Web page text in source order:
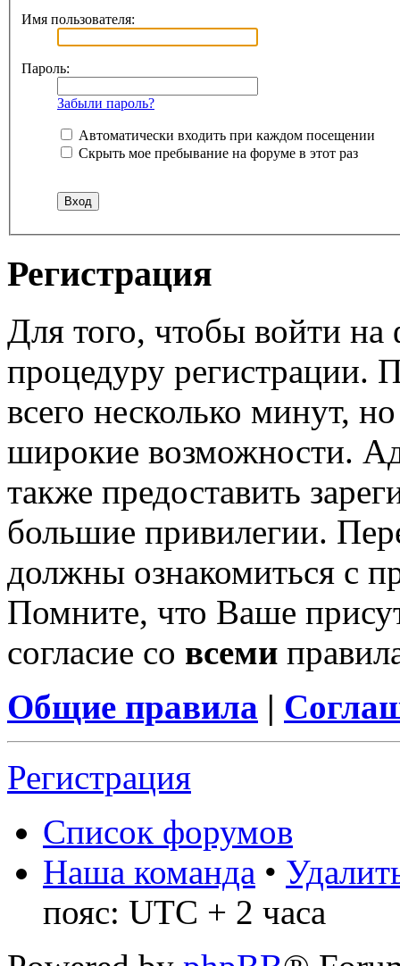
Имя пользователя:
Пароль:
Забыли пароль?
Автоматически входить при каждом посещении
Скрыть мое пребывание на форуме в этот раз
Регистрация
Для того, чтобы войти
процедуру регистрации.
всего несколько минут,
широкие возможности.
также предоставить
большие привилегии.
должны ознакомиться с
Помните, что Ваше
согласие со всеми
Общие правила |
Регистрация
Список форумов
Наша команда •
пояс: UTC + 2 часа